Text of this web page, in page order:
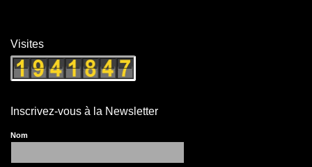
Visites
Inscrivez-vous à la Newsletter
Nom